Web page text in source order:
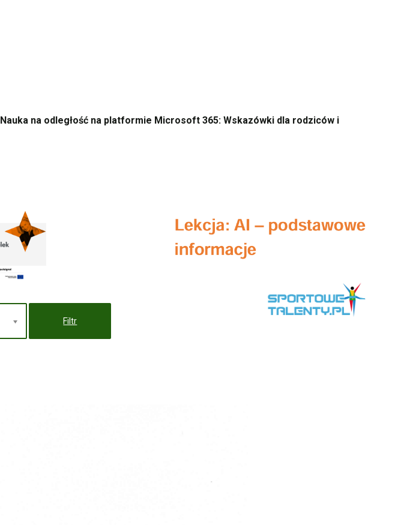
Nauka na odległość na platformie Microsoft 365: Wskazówki dla rodziców i
Wszystkie Filtr